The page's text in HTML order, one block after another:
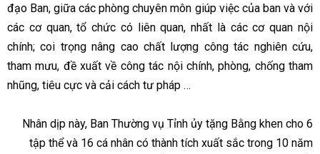
đạo Ban, giữa các phòng chuyên môn giúp việc của ban và với
các cơ quan, tổ chức có liên quan, nhất là các cơ quan nội
chính; coi trọng nâng cao chất lượng công tác nghiên cứu,
tham mưu, đề xuất về công tác nội chính, phòng, chống tham
nhũng, tiêu cực và cải cách tư pháp …
Nhân dịp này, Ban Thường vụ Tỉnh ủy tặng Bằng khen cho 6
tập thể và 16 cá nhân có thành tích xuất sắc trong 10 năm